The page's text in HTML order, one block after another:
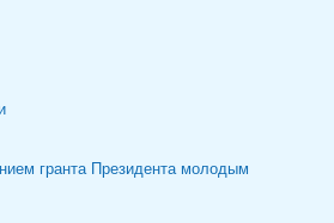
гранта Президента молодым